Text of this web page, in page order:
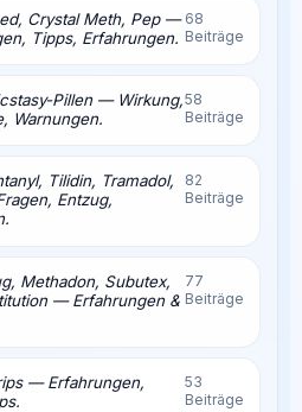
Crystal Meth, Pep —
Tipps, Erfahrungen.
68
Beiträge
Pillen — Wirkung,
Warnungen.
58
Beiträge
Tilidin, Tramadol,
Entzug,
82
Beiträge
Methadon, Subutex,
— Erfahrungen &
77
Beiträge
— Erfahrungen,
53
Beiträge